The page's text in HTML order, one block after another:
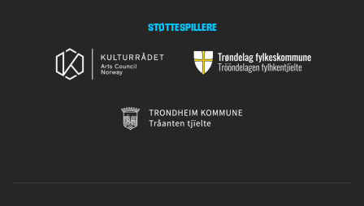
STØTTESPILLERE